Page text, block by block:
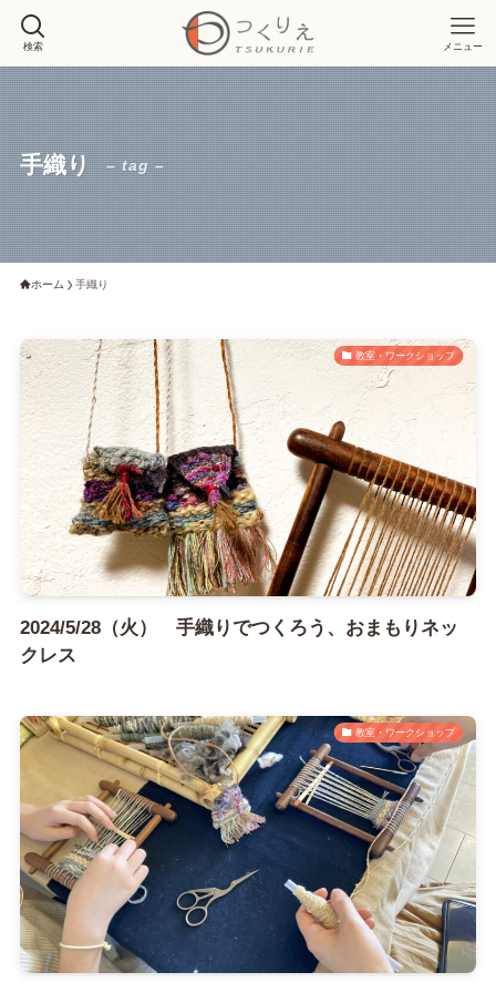
検索 メニュー
手織り – tag –
ホーム 手織り
教室・ワークショップ
2024/5/28（火） 手織りでつくろう、おまもりネッ
クレス
教室・ワークショップ